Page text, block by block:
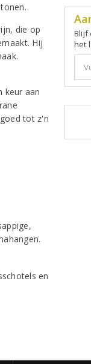
die op
Hij
keur aan
tot z'n
en
Blijf
het